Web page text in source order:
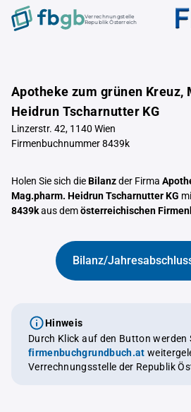
Verrechnungstelle
Republik Österreich
Apotheke zum grünen Kreuz,
Heidrun Tscharnutter KG
Linzerstr. 42, 1140 Wien
Firmenbuchnummer 8439k
Holen Sie sich dieBilanzder Firma
Mag.pharm. Heidrun Tscharnutter KG
8439kaus demösterreichischen
Bilanz/
Hinweis
Durch Klick auf den Button werden
firmenbuchgrundbuch.at weitergeleitet, eine offizielle
Verrechnungsstelle der Republik